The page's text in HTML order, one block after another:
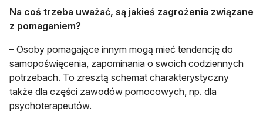
Na coś trzeba uważać, są jakieś zagrożenia związane
z pomaganiem?
– Osoby pomagające innym mogą mieć tendencję do
samopoświęcenia, zapominania o swoich codziennych
potrzebach. To zresztą schemat charakterystyczny
także dla części zawodów pomocowych, np. dla
psychoterapeutów.